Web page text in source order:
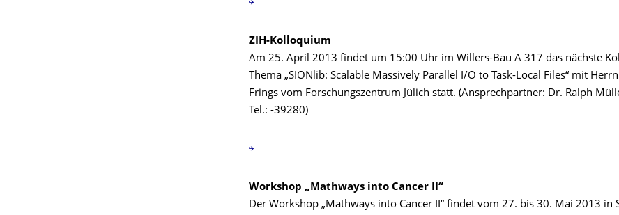
ZIH-Kolloquium
Am 25. April 2013 findet um 15:00 Uhr im Willers-Bau A 317 das nächste
Thema „SIONlib: Scalable Massively Parallel I/O to Task-Local Files“ mit
Frings vom Forschungszentrum Jülich statt. (Ansprechpartner: Dr. Ralph
Tel.: -39280)
Workshop „Mathways into Cancer II“
Der Workshop „Mathways into Cancer II“ findet vom 27. bis 30. Mai 2013 in